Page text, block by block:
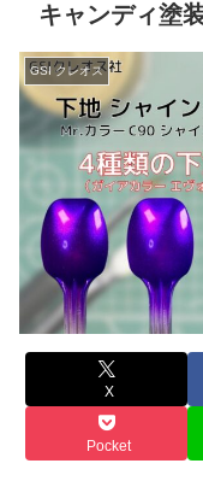
キャンディ塗
GSI クレオス
X
Pocket